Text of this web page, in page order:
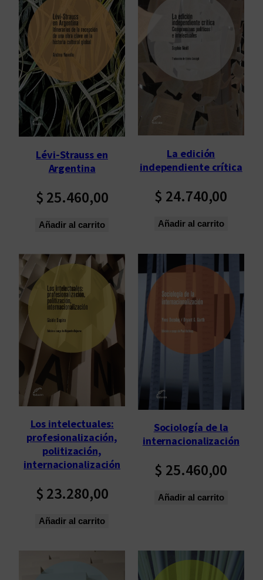
Lévi-Strauss en
Argentina
$ 25.460,00
Añadir al carrito
La edición
independiente crítica
$ 24.740,00
Añadir al carrito
Los intelectuales:
profesionalización,
politización,
internacionalización
$ 23.280,00
Añadir al carrito
Sociología de la
internacionalización
$ 25.460,00
Añadir al carrito